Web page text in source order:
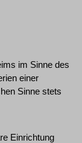
im Sinne des
einer
Sinne stets
Einrichtung